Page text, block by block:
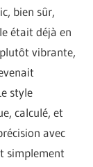
bien sûr,
était déjà en
vibrante,
style
calculé, et
avec
simplement